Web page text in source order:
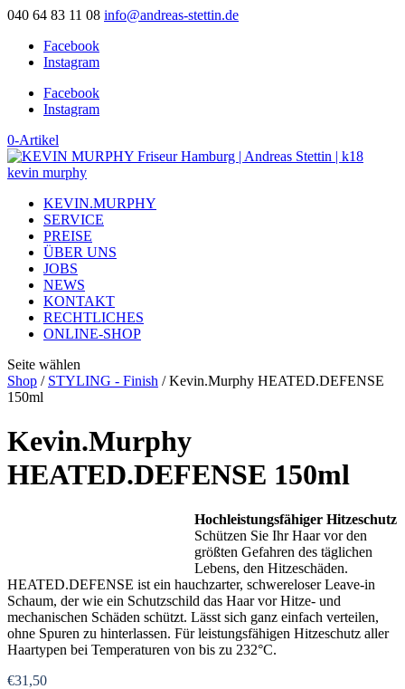
040 64 83 11 08 info@andreas-stettin.de
Facebook
Instagram
Facebook
Instagram
0-Artikel
KEVIN.MURPHY
SERVICE
PREISE
ÜBER UNS
JOBS
NEWS
KONTAKT
RECHTLICHES
ONLINE-SHOP
Seite wählen
Shop / STYLING - Finish / Kevin.Murphy HEATED.DEFENSE
150ml
Kevin.Murphy
HEATED.DEFENSE 150ml
Hochleistungsfähiger Hitzeschutz
Schützen Sie Ihr Haar vor den
größten Gefahren des täglichen
Lebens, den Hitzeschäden.
HEATED.DEFENSE ist ein hauchzarter, schwereloser Leave-in
Schaum, der wie ein Schutzschild das Haar vor Hitze- und
mechanischen Schäden schützt. Lässt sich ganz einfach verteilen,
ohne Spuren zu hinterlassen. Für leistungsfähigen Hitzeschutz aller
Haartypen bei Temperaturen von bis zu 232°C.
€31,50